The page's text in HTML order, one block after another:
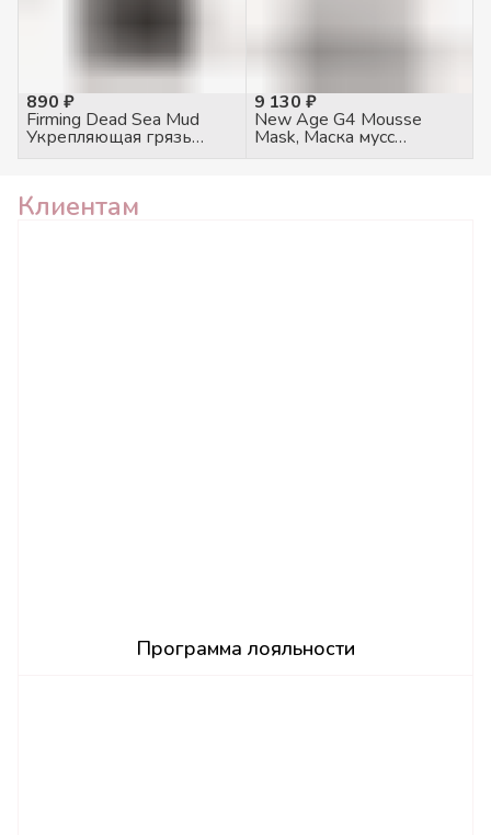
890 ₽
Firming Dead Sea Mud
Укрепляющая грязь
9 130 ₽
New Age G4 Mousse
Mask, Маска мусс
Клиентам
Программа лояльности